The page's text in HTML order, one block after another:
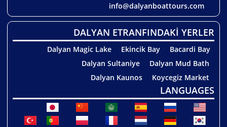
info@dalyanboattours.com
DALYAN ETRANFINDAKİ YERLER
Bacardi Bay
Ekincik Bay
Dalyan Magic Lake
Dalyan Mud Bath
Dalyan Sultaniye
Koycegiz Market
Dalyan Kaunos
LANGUAGES